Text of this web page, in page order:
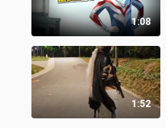
1:08
1:52